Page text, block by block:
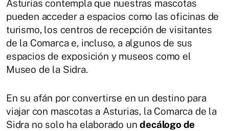
Asturias contempla que nuestras mascotas
pueden acceder a espacios como las oficinas de
turismo, los centros de recepción de visitantes
de la Comarca e, incluso, a algunos de sus
espacios de exposición y museos como el
Museo de la Sidra.
En su afán por convertirse en un destino para
viajar con mascotas a Asturias, la Comarca de la
Sidra no solo ha elaborado undecálogo de